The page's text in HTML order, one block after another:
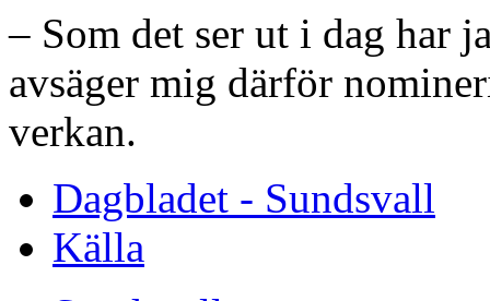
– Som det ser ut i dag har
avsäger mig därför
verkan.
Dagbladet - Sundsvall
Källa